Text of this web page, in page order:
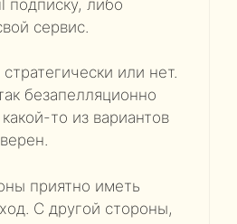
подписку, либо
сервис.
или нет.
безапелляционно
то из вариантов
приятно иметь
С другой стороны,